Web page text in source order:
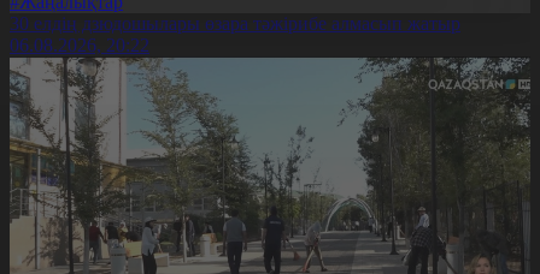
30 елдің дзюдошылары өзара тәжірибе алмасып жатыр
06.08.2026, 20:22